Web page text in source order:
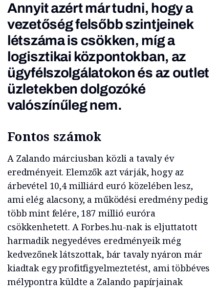
Annyit azért már tudni, hogy a
vezetőség felsőbb szintjeinek
létszáma is csökken, míg a
logisztikai központokban, az
ügyfélszolgálatokon és az outlet
üzletekben dolgozóké
valószínűleg nem.
Fontos számok
A Zalando márciusban közli a tavaly év
eredményeit. Elemzők azt várják, hogy az
árbevétel 10,4 milliárd euró közelében lesz,
ami elég alacsony, a működési eredmény pedig
több mint felére, 187 millió euróra
csökkenhetett. A Forbes.hu-nak is eljuttatott
harmadik negyedéves eredményeik még
kedvezőnek látszottak, bár tavaly nyáron már
kiadtak egy profitfigyelmeztetést, ami többéves
mélypontra küldte a Zalando papírjainak